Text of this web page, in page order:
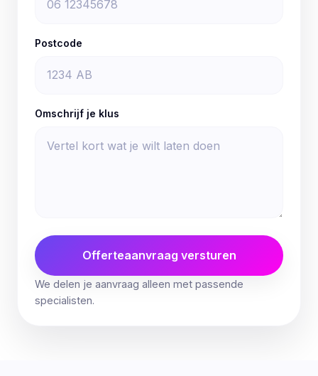
Postcode
Omschrijf je klus
Offerteaanvraag versturen
We delen je aanvraag alleen met passende
specialisten.